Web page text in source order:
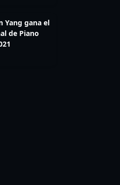
Yang gana el
de Piano